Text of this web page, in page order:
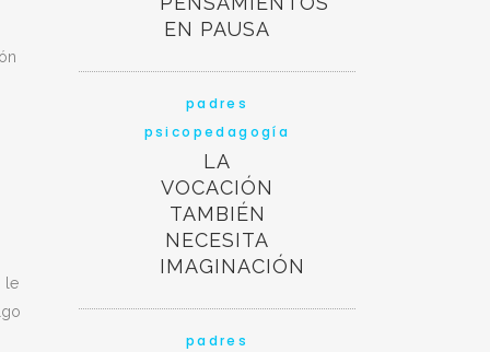
le
EN PAUSA
padres
psicopedagogía
LA
VOCACIÓN
TAMBIÉN
NECESITA
IMAGINACIÓN
padres